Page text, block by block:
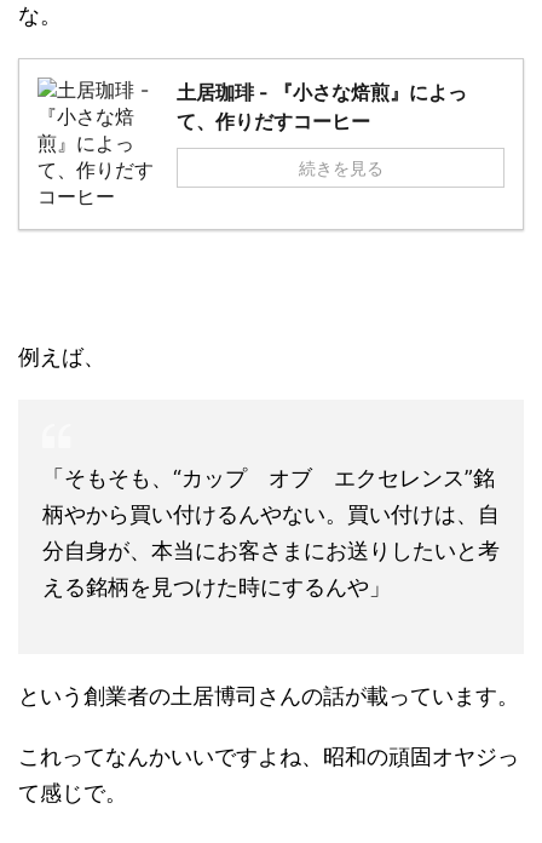
な。
土居珈琲 - 『小さな焙煎』によっ
て、作りだすコーヒー
続きを見る
例えば、
「そもそも、“カップ オブ エクセレンス”銘
柄やから買い付けるんやない。買い付けは、自
分自身が、本当にお客さまにお送りしたいと考
える銘柄を見つけた時にするんや」
という創業者の土居博司さんの話が載っています。
これってなんかいいですよね、昭和の頑固オヤジっ
て感じで。